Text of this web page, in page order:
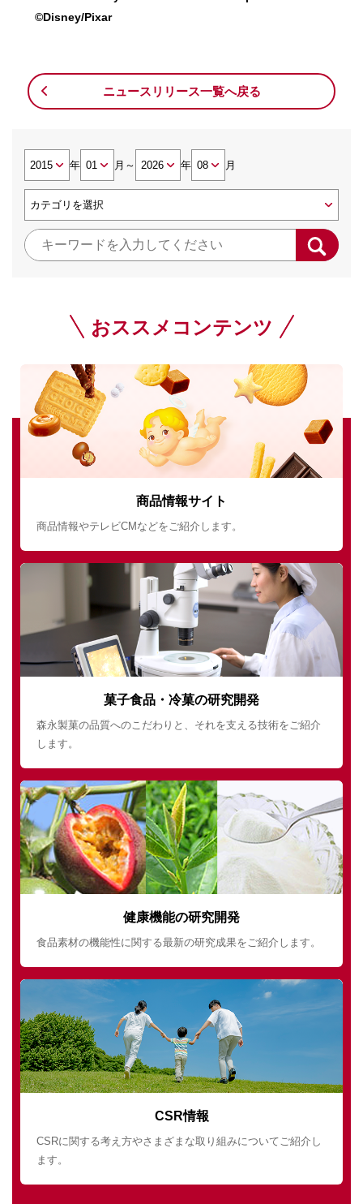
©Disney/Pixar
ニュースリリース一覧へ戻る
年 月 ～ 年 月
おススメコンテンツ
商品情報サイト
商品情報やテレビCMなどをご紹介します。
菓子食品・冷菓の研究開発
森永製菓の品質へのこだわりと、それを支える技術をご紹介
します。
健康機能の研究開発
食品素材の機能性に関する最新の研究成果をご紹介します。
CSR情報
CSRに関する考え方やさまざまな取り組みについてご紹介し
ます。